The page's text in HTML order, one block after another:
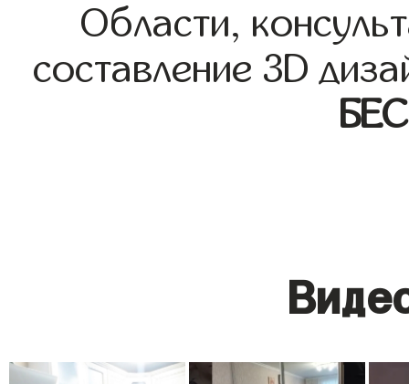
Области,
составление 3D